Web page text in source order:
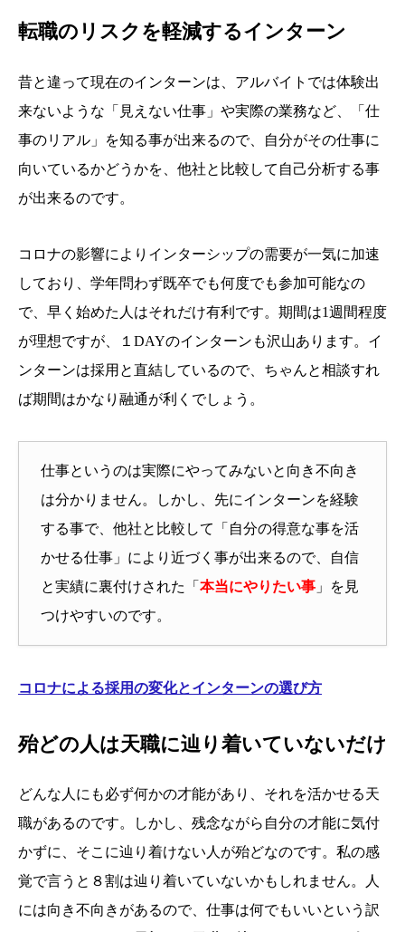
転職のリスクを軽減するインターン
昔と違って現在のインターンは、アルバイトでは体験出
来ないような「見えない仕事」や実際の業務など、「仕
事のリアル」を知る事が出来るので、自分がその仕事に
向いているかどうかを、他社と比較して自己分析する事
が出来るのです。
コロナの影響によりインターシップの需要が一気に加速
しており、学年問わず既卒でも何度でも参加可能なの
で、早く始めた人はそれだけ有利です。期間は1週間程度
が理想ですが、１DAYのインターンも沢山あります。イ
ンターンは採用と直結しているので、ちゃんと相談すれ
ば期間はかなり融通が利くでしょう。
仕事というのは実際にやってみないと向き不向き
は分かりません。しかし、先にインターンを経験
する事で、他社と比較して「自分の得意な事を活
かせる仕事」により近づく事が出来るので、自信
と実績に裏付けされた「 本当にやりたい事 」を見
つけやすいのです。
コロナによる採用の変化とインターンの選び方
殆どの人は天職に辿り着いていないだけ
どんな人にも必ず何かの才能があり、それを活かせる天
職があるのです。しかし、残念ながら自分の才能に気付
かずに、そこに辿り着けない人が殆どなのです。私の感
覚で言うと８割は辿り着いていないかもしれません。人
には向き不向きがあるので、仕事は何でもいいという訳